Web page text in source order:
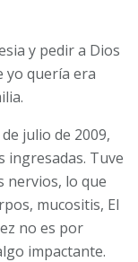
y pedir a Dios
yo quería era
julio de 2009,
ingresadas. Tuve
nervios, lo que
mucositis, El
no es por
impactante.